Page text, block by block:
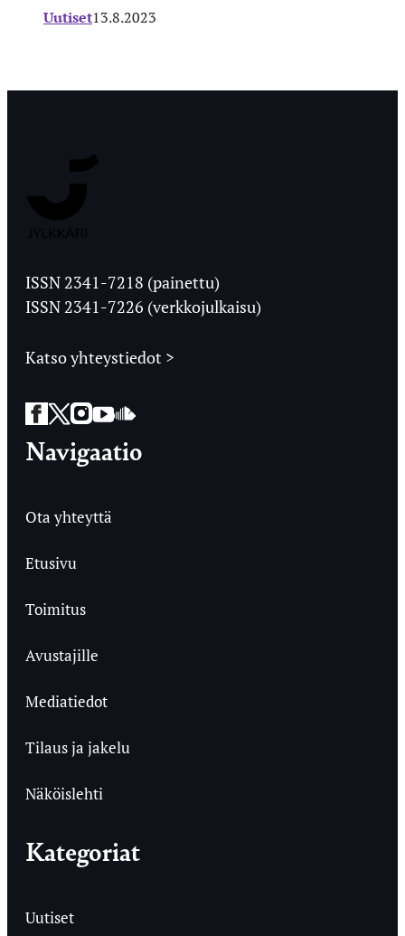
Uutiset13.8.2023
Ylioppilaslehti
ISSN 2341-7218 (painettu)
ISSN 2341-7226 (verkkojulkaisu)
Katso yhteystiedot >
Facebook
Twitter
Instagram
YouTube
SoundCloud
Navigaatio
Ota yhteyttä
Etusivu
Toimitus
Avustajille
Mediatiedot
Tilaus ja jakelu
Näköislehti
Kategoriat
Uutiset